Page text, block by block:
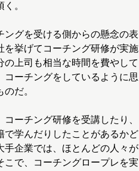
。
グを受ける側からの懸念の表
を挙げてコーチング研修が実施
の上司も相当な時間を費やして
コーチングをしているように思
だ。
ーチング研修を受講したり、
で学んだりしたことがあるかど
手企業では、ほとんどの人々が
こで、コーチングロープレを実